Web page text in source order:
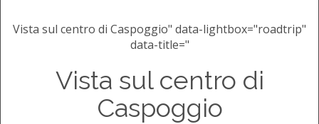
Vista sul centro di Caspoggio" data-lightbox="roadtrip"
data-title="
Vista sul centro di
Caspoggio